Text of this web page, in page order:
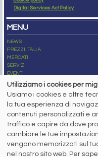
Digital Services Act Policy
MENU
NEWS
PREZZI ITALIA
MERCATI
SERVIZI
EVENTI
ABBONAMENTI
NEWSLETTER
Capitale Sociale: 190.000€
Registro delle Imprese di Brescia
Codice Fiscale e Partita I.V.A.:
R.E.A. n. 419331
www.siderweb.com:
marzo 2004, Iscrizione al R.O.C. n.
Utilizziamo i cookies per
Usiamo i cookies e altre
la tua esperienza di
contenuti personalizzati e
traffico e capire da dove
cambiare le tue
vengano memorizzati sul
nel nostro sito web. Per